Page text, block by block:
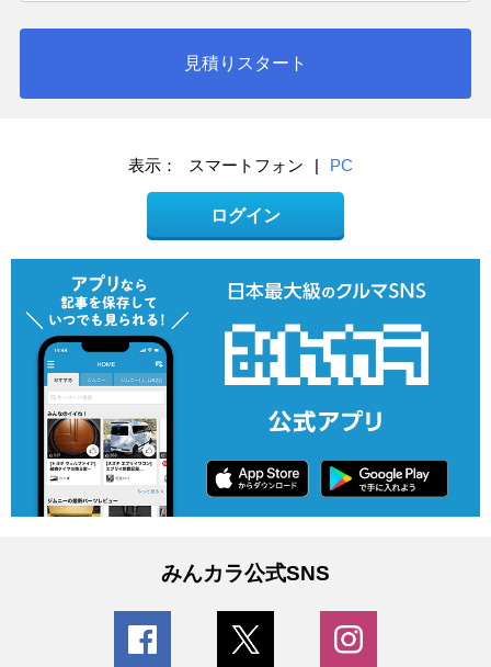
見積りスタート
表示： スマートフォン PC
ログイン
みんカラ公式SNS